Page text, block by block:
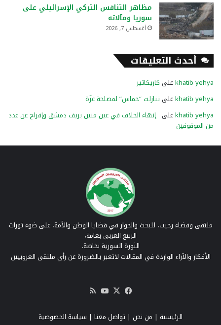
مظاهر التنافس التركي الإسرائيلي على
سوريا ومآلاته
أغسطس 7, 2026
أحدث التعليقات
khatib yehyaعلى كاريكاتير
khatib yehyaعلى تنازلت “حماس” لمصلحة غزّة
khatib yehyaعلى إنهاء الخلاف في عين منين بريف دمشق وإفراج عن عدد
من الموقوفين
ملتقى وفضاء رحيب، للبحث والحوار في قضايا الوطن والأمة، على ضوء ثورات
الربيع العربي بعامة،
الثورة السورية بخاصة.
الأفكار والآراء الواردة في المقالات لاتعبر بالضرورة عن رأي ملتقى العروبيين
فيسبوك
‫X
‫YouTube
RSS
الرئيسية | من نحن | تواصل معنا | سياسة الخصوصية